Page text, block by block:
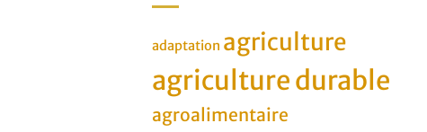
adaptation agriculture
agriculture durable
agroalimentaire